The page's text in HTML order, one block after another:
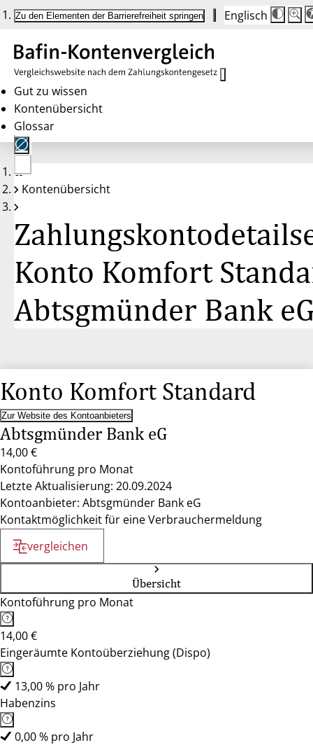
Zu den Elementen der Barrierefreiheit springen Englisch
Die
auf
100
100
Gut zu wissen
Kontenübersicht
Glossar
Keine
Konten
Kontenübersicht
Konto Komfort
Abtsgmünder Bank
Konto Komfort Standard
Zur Website des Kontoanbieters
Abtsgmünder Bank eG
14,00 €
Kontoführung pro Monat
Letzte Aktualisierung: 20.09.2024
Kontoanbieter: Abtsgmünder Bank eG
Kontaktmöglichkeit für eine Verbrauchermeldung
vergleichen
Übersicht
Kontoführung pro Monat
14,00 €
Eingeräumte Kontoüberziehung (Dispo)
13,00 % pro Jahr
Habenzins
0,00 % pro Jahr